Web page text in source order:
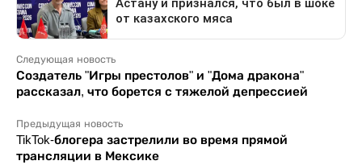
Следующая новость
Создатель "Игры престолов" и "Дома дракона"
рассказал, что борется с тяжелой депрессией
Предыдущая новость
TikTok-блогера застрелили во время прямой
трансляции в Мексике